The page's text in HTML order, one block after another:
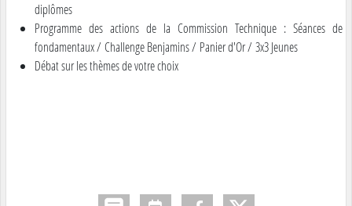
diplômes
Programme des actions de la Commission Technique : Séances de
fondamentaux / Challenge Benjamins / Panier d'Or / 3x3 Jeunes
Débat sur les thèmes de votre choix